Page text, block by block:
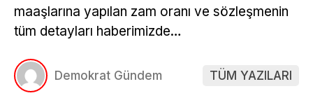
maaşlarına yapılan zam oranı ve sözleşmenin
tüm detayları haberimizde…
Demokrat Gündem TÜM YAZILARI